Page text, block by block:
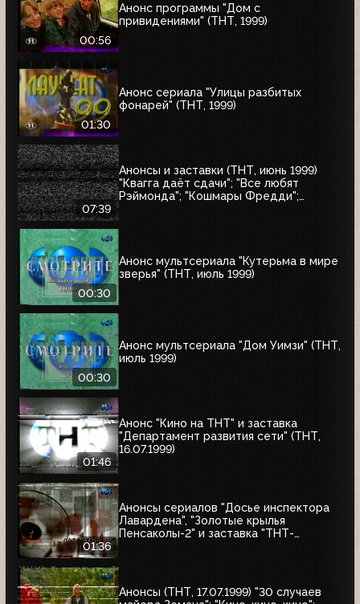
00:56
Анонс программы "Дом с
привидениями" (ТНТ, 1999)
01:30
Анонс сериала "Улицы разбитых
фонарей" (ТНТ, 1999)
07:39
Анонсы и заставки (ТНТ, июнь 1999)
"Квагга даёт сдачи"; "Все любят
Рэймонда"; "Кошмары Фредди";
00:30
Анонс мультсериала "Кутерьма в мире
зверья" (ТНТ, июль 1999)
00:30
Анонс мультсериала "Дом Уимзи" (ТНТ,
июль 1999)
01:46
Анонс "Кино на ТНТ" и заставка
"Департамент развития сети" (ТНТ,
16.07.1999)
01:36
Анонсы сериалов "Досье инспектора
Лавардена", "Золотые крылья
Пенсаколы-2" и заставка "ТНТ-
Анонсы (ТНТ, 17.07.1999) "30 случаев